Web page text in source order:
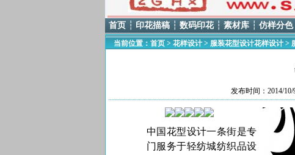
首页 ┆ 印花描稿 ┆ 数码印花 ┆ 素材库 ┆ 仿样分色
当前位置： 首页 > 花样设计 > 服装花型设计花样设计 >
发布时间：2014/
中国花型设计一条街是专
门服务于轻纺城纺织品设